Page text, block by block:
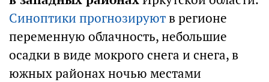
Синоптики прогнозируютв регионе
переменную облачность, небольшие
осадки в виде мокрого снега и снега, в
южных районах ночью местами